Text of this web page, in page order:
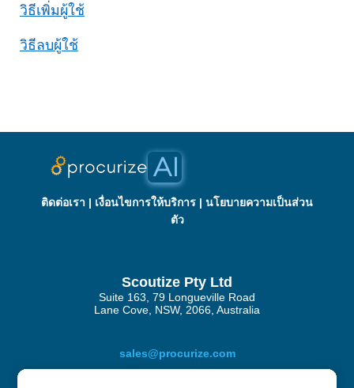
วิธีเพิ่มผู้ใช้
วิธีลบผู้ใช้
ติดต่อเรา | เงื่อนไขการให้บริการ | นโยบายความเป็นส่วน
ตัว
Scoutize Pty Ltd
Suite 163, 79 Longueville Road
Lane Cove, NSW, 2066, Australia
sales@procurize.com